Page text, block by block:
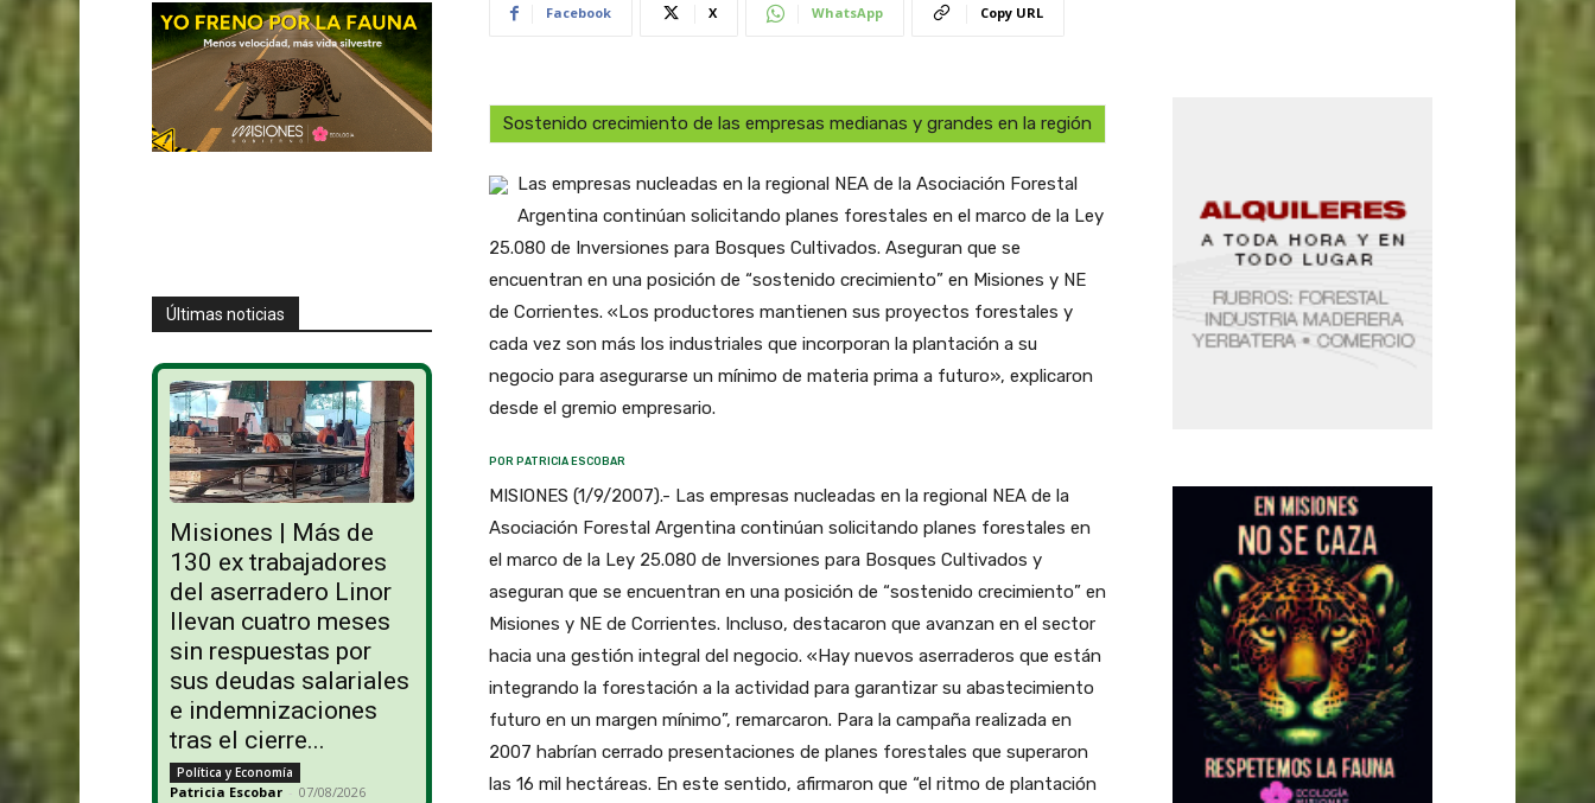
Últimas noticias
Misiones | Más de
130 ex trabajadores
del aserradero Linor
llevan cuatro meses
sin respuestas por
sus deudas salariales
e indemnizaciones
tras el cierre...
Política y Economía
Patricia Escobar - 07/08/2026
Facebook X WhatsApp Copy URL
Sostenido crecimiento de las empresas medianas y grandes en la región
Las empresas nucleadas en la regional NEA de la Asociación Forestal
Argentina continúan solicitando planes forestales en el marco de la Ley
25.080 de Inversiones para Bosques Cultivados. Aseguran que se
encuentran en una posición de “sostenido crecimiento” en Misiones y NE
de Corrientes. «Los productores mantienen sus proyectos forestales y
cada vez son más los industriales que incorporan la plantación a su
negocio para asegurarse un mínimo de materia prima a futuro», explicaron
desde el gremio empresario.
POR PATRICIA ESCOBAR
MISIONES (1/9/2007).- Las empresas nucleadas en la regional NEA de la
Asociación Forestal Argentina continúan solicitando planes forestales en
el marco de la Ley 25.080 de Inversiones para Bosques Cultivados y
aseguran que se encuentran en una posición de “sostenido crecimiento” en
Misiones y NE de Corrientes. Incluso, destacaron que avanzan en el sector
hacia una gestión integral del negocio. «Hay nuevos aserraderos que están
integrando la forestación a la actividad para garantizar su abastecimiento
futuro en un margen mínimo”, remarcaron. Para la campaña realizada en
2007 habrían cerrado presentaciones de planes forestales que superaron
las 16 mil hectáreas. En este sentido, afirmaron que “el ritmo de plantación